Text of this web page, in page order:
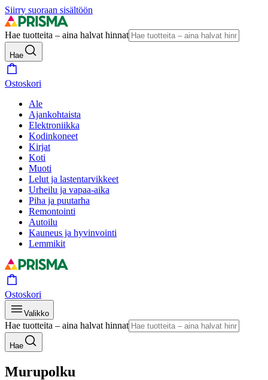
Siirry suoraan sisältöön
Hae tuotteita – aina halvat hinnat
Hae
Ostoskori
Ale
Ajankohtaista
Elektroniikka
Kodinkoneet
Kirjat
Koti
Muoti
Lelut ja lastentarvikkeet
Urheilu ja vapaa-aika
Piha ja puutarha
Remontointi
Autoilu
Kauneus ja hyvinvointi
Lemmikit
Ostoskori
Valikko
Hae tuotteita – aina halvat hinnat
Hae
Murupolku